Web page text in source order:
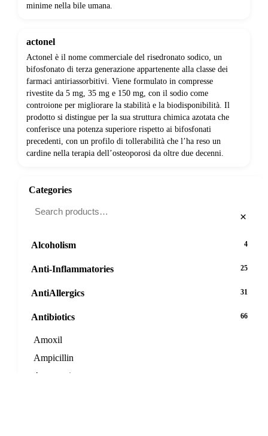
minime nella bile umana.
actonel
Actonel è il nome commerciale del risedronato sodico, un
bifosfonato di terza generazione appartenente alla classe dei
farmaci antiriassorbitivi. Viene formulato in compresse
rivestite da 5 mg, 35 mg e 150 mg, con il sodio come
controione per migliorare la stabilità e la biodisponibilità. Il
prodotto si distingue per la sua struttura chimica azotata che
conferisce una potenza superiore rispetto ai bifosfonati
precedenti, con un profilo di tollerabilità che l’ha reso un
cardine nella terapia dell’osteoporosi da oltre due decenni.
Categories
×
Alcoholism 4
Anti-Inflammatories 25
AntiAllergics 31
Antibiotics 66
Amoxil
Ampicillin
Augmentin